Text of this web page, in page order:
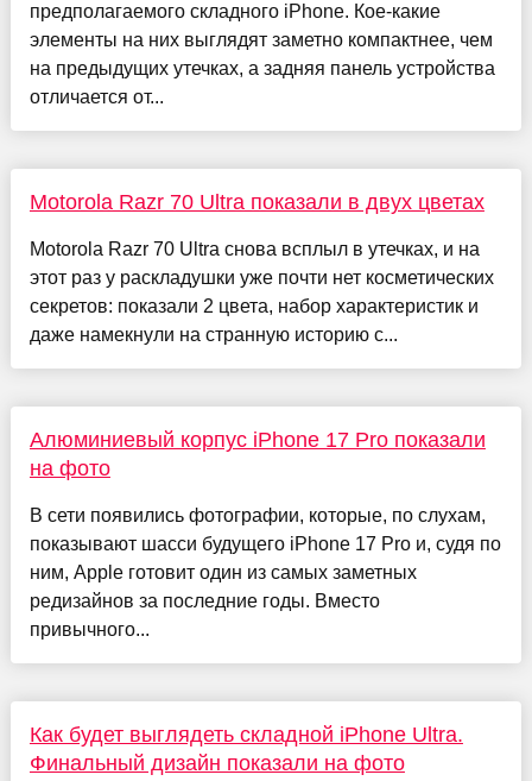
предполагаемого складного iPhone. Кое-какие
элементы на них выглядят заметно компактнее, чем
на предыдущих утечках, а задняя панель устройства
отличается от...
Motorola Razr 70 Ultra показали в двух цветах
Motorola Razr 70 Ultra снова всплыл в утечках, и на
этот раз у раскладушки уже почти нет косметических
секретов: показали 2 цвета, набор характеристик и
даже намекнули на странную историю с...
Алюминиевый корпус iPhone 17 Pro показали
на фото
В сети появились фотографии, которые, по слухам,
показывают шасси будущего iPhone 17 Pro и, судя по
ним, Apple готовит один из самых заметных
редизайнов за последние годы. Вместо
привычного...
Как будет выглядеть складной iPhone Ultra.
Финальный дизайн показали на фото